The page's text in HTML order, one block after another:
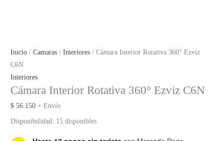
Inicio /Camaras /Interiores / Cámara Interior Rotativa 360° Ezviz
C6N
Interiores
Cámara Interior Rotativa 360° Ezviz C6N
$ 56.150 + Envío
Disponibilidad: 15 disponibles